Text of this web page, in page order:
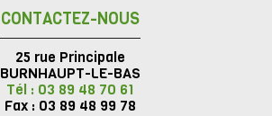
CONTACTEZ-NOUS
25 rue Principale
BURNHAUPT-LE-BAS
Tél : 03 89 48 70 61
Fax : 03 89 48 99 78